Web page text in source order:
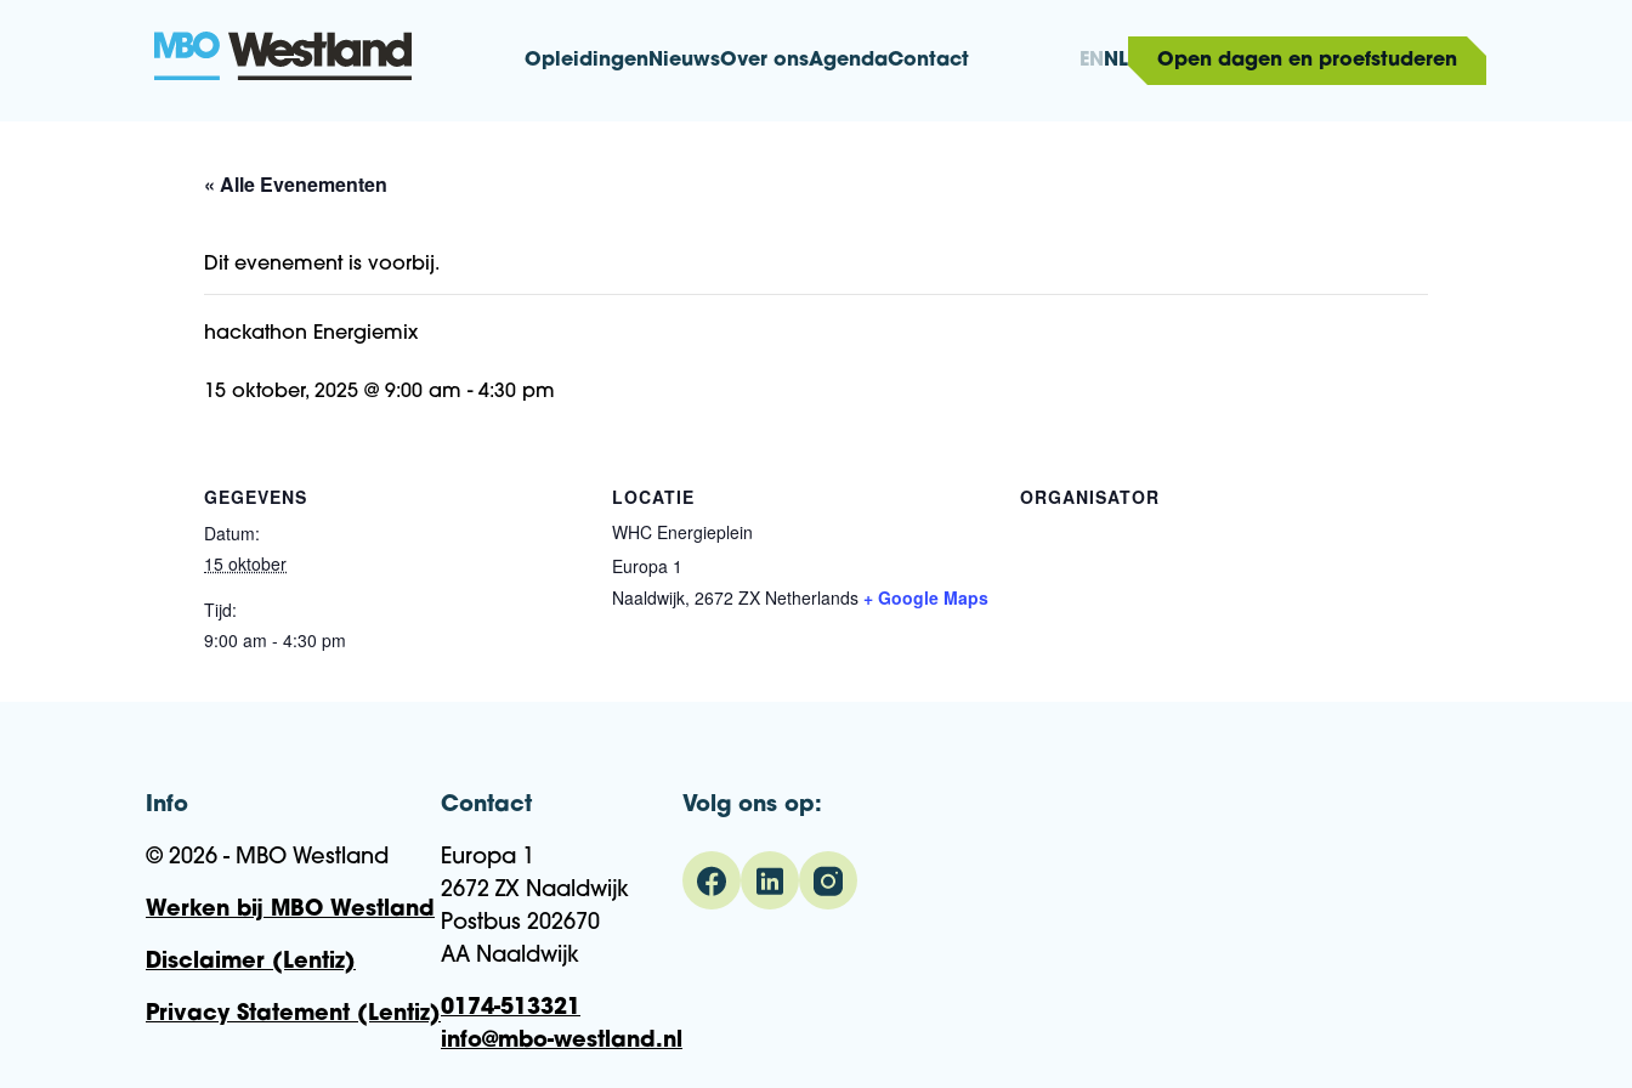
MBO Westland
OpleidingenNieuwsOver onsAgendaContact EN NL Open dagen en proefstuderen
« Alle Evenementen
Dit evenement is voorbij.
hackathon Energiemix
15 oktober, 2025 @ 9:00 am - 4:30 pm
GEGEVENS
Datum:
15 oktober
Tijd:
9:00 am - 4:30 pm
LOCATIE
WHC Energieplein
Europa 1
Naaldwijk, 2672 ZX Netherlands + Google Maps
ORGANISATOR
Info
© 2026 - MBO Westland
Werken bij MBO Westland
Disclaimer (Lentiz)
Privacy Statement (Lentiz)
Contact
Europa 1
2672 ZX Naaldwijk
Postbus 202670
AA Naaldwijk
0174-513321
info@mbo-westland.nl
Volg ons op: